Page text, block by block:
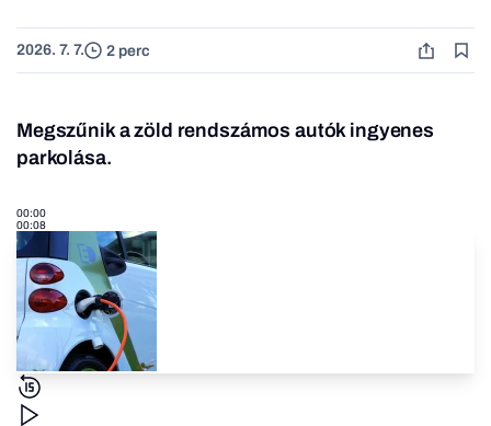
2026. 7. 7. 2 perc
Megszűnik a zöld rendszámos autók ingyenes
parkolása.
00:00
00:08